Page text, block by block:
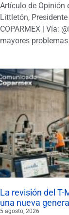
Artículo de Opinión
Littletón,
COPARMEX | Vía:
mayores
La revisión del T-
una nueva
5 agosto, 2026